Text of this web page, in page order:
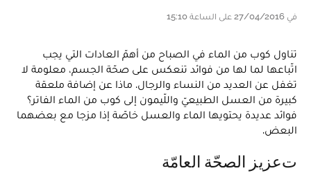
في 27/04/2016 على الساعة 15:10
تناول كوب من الماء في الصباح من أهمّ العادات التي يجب
اتّباعها لما لها من فوائد تنعكس على صحّة الجسم، معلومة لا
تغفل عن العديد من النساء والرجال. ماذا عن إضافة ملعقة
كبيرة من العسل الطبيعيّ واللّيمون إلى كوب من الماء الفاتر؟
فوائد عديدة يحتويها الماء والعسل خاصّة إذا مزجا مع بعضهما
البعض.
تعزيز الصحّة العامّة